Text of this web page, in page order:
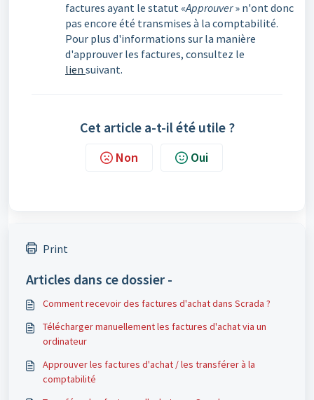
factures ayant le statut «Approuver» n'ont donc
pas encore été transmises à la comptabilité.
Pour plus d'informations sur la manière
d'approuver les factures, consultez le
lien suivant.
Cet article a-t-il été utile ?
Non Oui
Print
Articles dans ce dossier -
Comment recevoir des factures d'achat dans Scrada ?
Télécharger manuellement les factures d'achat via un
ordinateur
Approuver les factures d'achat / les transférer à la
comptabilité